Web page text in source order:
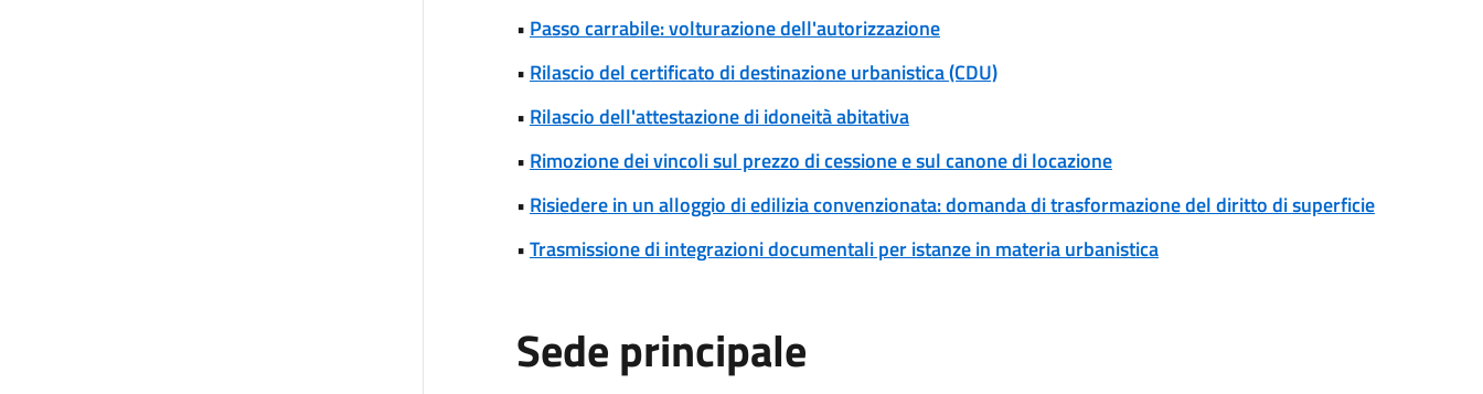
• Passo carrabile: volturazione dell'autorizzazione
• Rilascio del certificato di destinazione urbanistica (CDU)
• Rilascio dell'attestazione di idoneità abitativa
• Rimozione dei vincoli sul prezzo di cessione e sul canone di locazione
• Risiedere in un alloggio di edilizia convenzionata: domanda di trasformazione del diritto di superficie
•Trasmissione di integrazioni documentali per istanze in materia urbanistica
Sede principale